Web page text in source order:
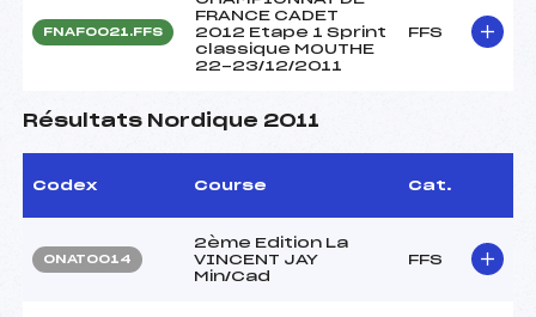
FNAF0021.FFS
FRANCE CADET
2012 Etape 1 Sprint
classique MOUTHE
22-23/12/2011
FFS
Résultats Nordique 2011
Codex Course Cat.
ONAT0014
2ème Edition La
VINCENT JAY
Min/Cad
FFS